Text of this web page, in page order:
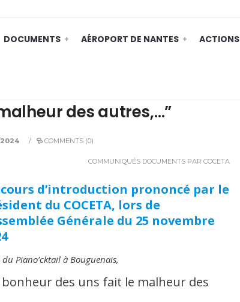
DOCUMENTS AÉROPORT DE NANTES ACTIONS
des autres,…”
2024 / COMMENTS (0)
COMMUNIQUÉS DOCUMENTS PAR COCETA
d’introduction prononcé par le
du COCETA, lors de
Générale du 25 novembre
du Piano’cktail à Bouguenais,
bonheur des uns fait le malheur des